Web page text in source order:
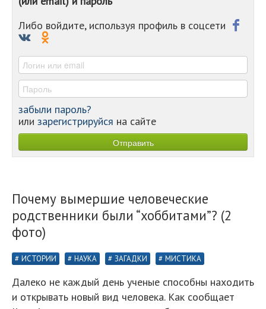
-
Либо войдите, используя профиль в соцсети
забыли пароль?
или зарегистрируйся на сайте
Почему вымершие человеческие
родственники были “хоббитами”? (2
фото)
ИСТОРИИ НАУКА ЗАГАДКИ МИСТИКА
Далеко не каждый день ученые способны находить
и открывать новый вид человека. Как сообщает